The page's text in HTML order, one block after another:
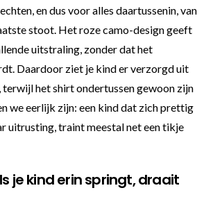
en dus voor alles daartussenin, van
stoot. Het roze camo-design geeft
uitstraling, zonder dat het
Daardoor ziet je kind er verzorgd uit
terwijl het shirt ondertussen gewoon zijn
we eerlijk zijn: een kind dat zich prettig
uitrusting, traint meestal net een tikje
je kind erin springt, draait